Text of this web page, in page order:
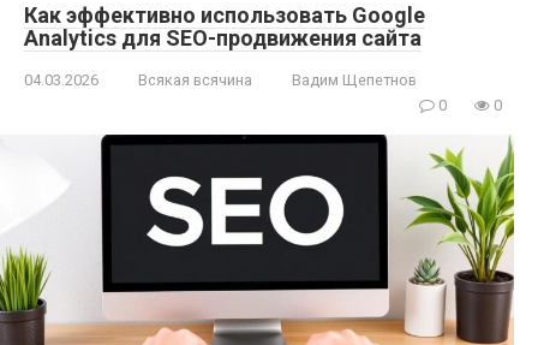
Как эффективно использовать Google
Analytics для SEO-продвижения сайта
04.03.2026 Всякая всячина
Вадим Щепетнов
0
0